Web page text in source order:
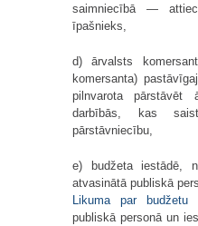
saimniecībā —
īpašnieks,
d) ārvalsts
komersanta)
pilnvarota pārstāvēt
darbībās, kas
pārstāvniecību,
e) budžeta iestādē,
atvasinātā publiskā
Likuma par
publiskā personā un